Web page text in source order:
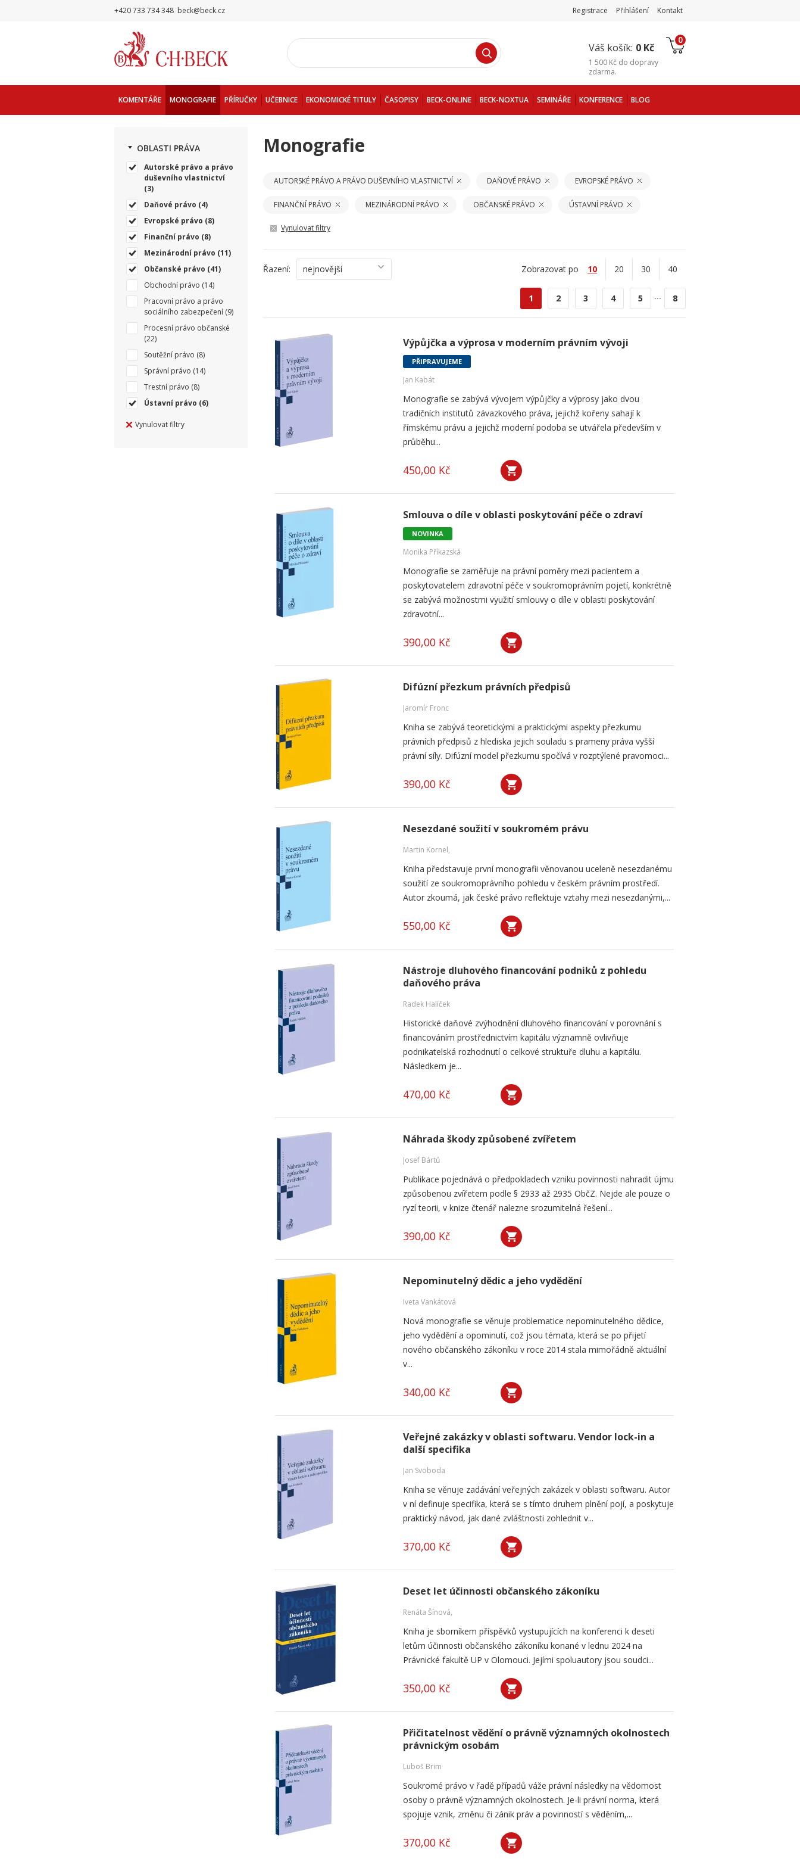
+420 733 734 348 beck@beck.cz Registrace Přihlášení Kontakt
Váš košík: 0 Kč
0
1 500 Kč do dopravy
zdarma.
KOMENTÁŘE MONOGRAFIE PŘÍRUČKY UČEBNICE EKONOMICKÉ TITULY ČASOPISY BECK-ONLINE BECK-NOXTUA SEMINÁŘE KONFERENCE BLOG
OBLASTI PRÁVA
Autorské právo a právo
duševního vlastnictví
(3)
Daňové právo (4)
Evropské právo (8)
Finanční právo (8)
Mezinárodní právo (11)
Občanské právo (41)
Obchodní právo (14)
Pracovní právo a právo
sociálního zabezpečení (9)
Procesní právo občanské
(22)
Soutěžní právo (8)
Správní právo (14)
Trestní právo (8)
Ústavní právo (6)
Vynulovat filtry
Monografie
AUTORSKÉ PRÁVO A PRÁVO DUŠEVNÍHO VLASTNICTVÍ DAŇOVÉ PRÁVO EVROPSKÉ PRÁVO
FINANČNÍ PRÁVO MEZINÁRODNÍ PRÁVO OBČANSKÉ PRÁVO ÚSTAVNÍ PRÁVO
Vynulovat filtry
Řazení: nejnovější Zobrazovat po 10 20 30 40
1 2 3 4 5 ... 8
Výpůjčka a výprosa v moderním právním vývoji
PŘIPRAVUJEME
Jan Kabát
Monografie se zabývá vývojem výpůjčky a výprosy jako dvou
tradičních institutů závazkového práva, jejichž kořeny sahají k
římskému právu a jejichž moderní podoba se utvářela především v
průběhu...
450,00 Kč
Smlouva o díle v oblasti poskytování péče o zdraví
NOVINKA
Monika Příkazská
Monografie se zaměřuje na právní poměry mezi pacientem a
poskytovatelem zdravotní péče v soukromoprávním pojetí, konkrétně
se zabývá možnostmi využití smlouvy o díle v oblasti poskytování
zdravotní...
390,00 Kč
Difúzní přezkum právních předpisů
Jaromír Fronc
Kniha se zabývá teoretickými a praktickými aspekty přezkumu
právních předpisů z hlediska jejich souladu s prameny práva vyšší
právní síly. Difúzní model přezkumu spočívá v rozptýlené pravomoci...
390,00 Kč
Nesezdané soužití v soukromém právu
Martin Kornel,
Kniha představuje první monografii věnovanou uceleně nesezdanému
soužití ze soukromoprávního pohledu v českém právním prostředí.
Autor zkoumá, jak české právo reflektuje vztahy mezi nesezdanými,...
550,00 Kč
Nástroje dluhového financování podniků z pohledu
daňového práva
Radek Halíček
Historické daňové zvýhodnění dluhového financování v porovnání s
financováním prostřednictvím kapitálu významně ovlivňuje
podnikatelská rozhodnutí o celkové struktuře dluhu a kapitálu.
Následkem je...
470,00 Kč
Náhrada škody způsobené zvířetem
Josef Bártů
Publikace pojednává o předpokladech vzniku povinnosti nahradit újmu
způsobenou zvířetem podle § 2933 až 2935 ObčZ. Nejde ale pouze o
ryzí teorii, v knize čtenář nalezne srozumitelná řešení...
390,00 Kč
Nepominutelný dědic a jeho vydědění
Iveta Vankátová
Nová monografie se věnuje problematice nepominutelného dědice,
jeho vydědění a opominutí, což jsou témata, která se po přijetí
nového občanského zákoníku v roce 2014 stala mimořádně aktuální
v...
340,00 Kč
Veřejné zakázky v oblasti softwaru. Vendor lock-in a
další specifika
Jan Svoboda
Kniha se věnuje zadávání veřejných zakázek v oblasti softwaru. Autor
v ní definuje specifika, která se s tímto druhem plnění pojí, a poskytuje
praktický návod, jak dané zvláštnosti zohlednit v...
370,00 Kč
Deset let účinnosti občanského zákoníku
Renáta Šínová,
Kniha je sborníkem příspěvků vystupujících na konferenci k deseti
letům účinnosti občanského zákoníku konané v lednu 2024 na
Právnické fakultě UP v Olomouci. Jejími spoluautory jsou soudci...
350,00 Kč
Přičitatelnost vědění o právně významných okolnostech
právnickým osobám
Luboš Brim
Soukromé právo v řadě případů váže právní následky na vědomost
osoby o právně významných okolnostech. Je-li právní norma, která
spojuje vznik, změnu či zánik práv a povinností s věděním,...
370,00 Kč